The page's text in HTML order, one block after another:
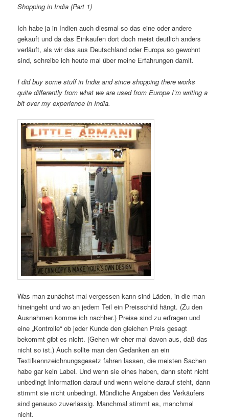
Shopping in India (Part 1)
Ich habe ja in Indien auch diesmal so das eine oder andere
gekauft und da das Einkaufen dort doch meist deutlich anders
verläuft, als wir das aus Deutschland oder Europa so gewohnt
sind, schreibe ich heute mal über meine Erfahrungen damit.
I did buy some stuff in India and since shopping there works
quite differently from what we are used from Europe I’m writing a
bit over my experience in India.
Was man zunächst mal vergessen kann sind Läden, in die man
hineingeht und wo an jedem Teil ein Preisschild hängt. (Zu den
Ausnahmen komme ich nachher.) Preise sind zu erfragen und
eine „Kontrolle“ ob jeder Kunde den gleichen Preis gesagt
bekommt gibt es nicht. (Gehen wir eher mal davon aus, daß das
nicht so ist.) Auch sollte man den Gedanken an ein
Textilkennzeichnungsgesetz fahren lassen, die meisten Sachen
habe gar kein Label. Und wenn sie eines haben, dann steht nicht
unbedingt Information darauf und wenn welche darauf steht, dann
stimmt sie nicht unbedingt. Mündliche Angaben des Verkäufers
sind genauso zuverlässig. Manchmal stimmt es, manchmal
nicht.